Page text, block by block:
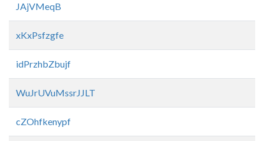
JAjVMeqB
xKxPsfzgfe
idPrzhbZbujf
WuJrUVuMssrJJLT
cZOhfkenypf